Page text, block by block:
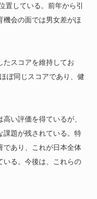
置している。前年から引
機会の面では男女差がほ
たスコアを維持してお
ぼ同じスコアであり、健
い評価を得ているが、
課題が残されている。特
であり、これが日本全体
いる。今後は、これらの